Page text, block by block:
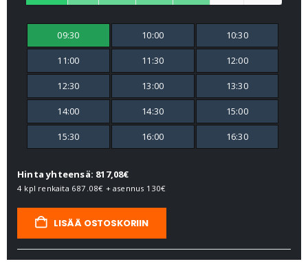
09:30 10:00 10:30
11:00 11:30 12:00
12:30 13:00 13:30
14:00 14:30 15:00
15:30 16:00 16:30
Hinta yhteensä: 817,08€
4 kpl renkaita 687.08€ + asennus 130€
LISÄÄ OSTOSKORIIN